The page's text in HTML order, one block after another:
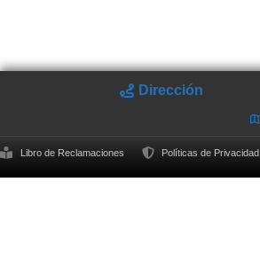
Dirección
Libro de Reclamaciones Políticas de Privacidad